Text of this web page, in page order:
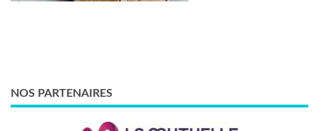
NOS PARTENAIRES